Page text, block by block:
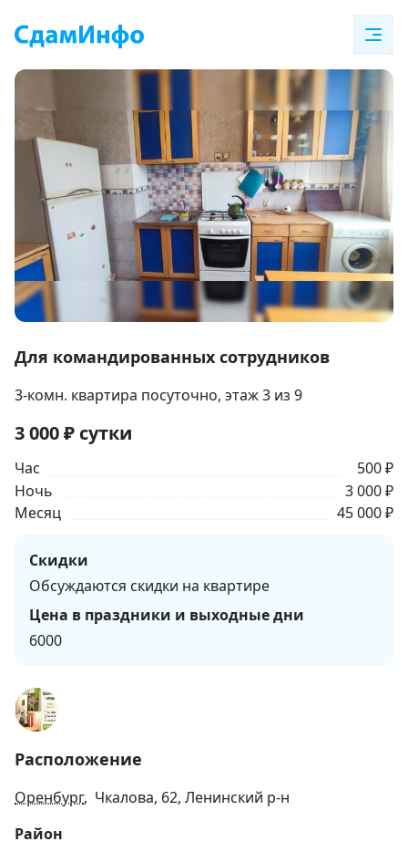
1
17
Для командированных сотрудников
3-комн. квартира посуточно, этаж 3 из 9
3 000₽ сутки
Час
500 ₽
Ночь
3 000 ₽
Месяц
45 000 ₽
Скидки
Обсуждаются скидки на квартире
Цена в праздники и выходные дни
6000
Расположение
Оренбург, Чкалова, 62, Ленинский р-н
Район